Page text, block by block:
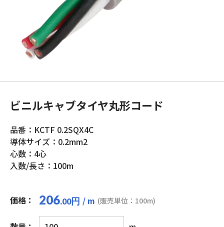
ビニルキャブタイヤ丸形コード
品番：KCTF 0.2SQX4C
導体サイズ：0.2mm2
心数：4心
入数/長さ：100m
価格： 206.00円 / m (販売単位：100m)
ビ